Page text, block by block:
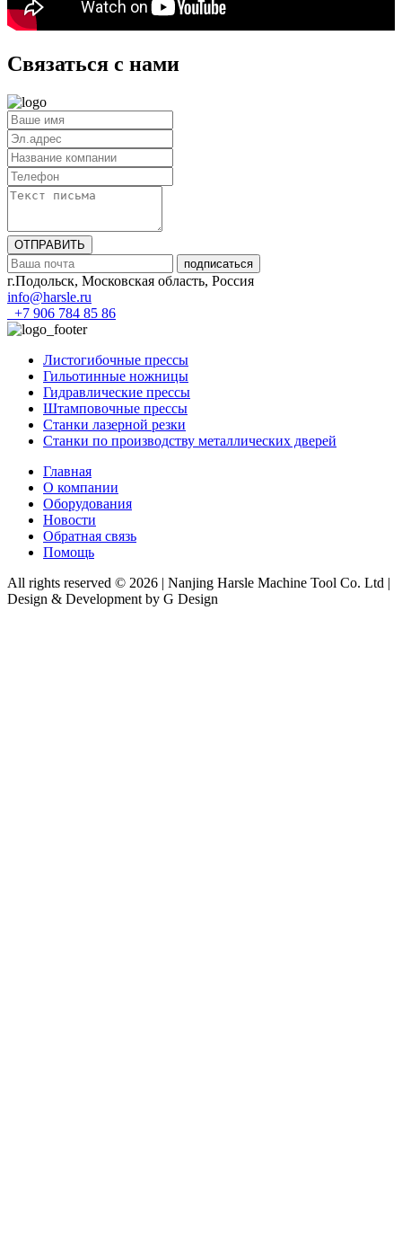
Связаться с нами
ОТПРАВИТЬ
подписаться
г.Подольск, Московская область, Россия
info@harsle.ru
+7 906 784 85 86
Листогибочные прессы
Гильотинные ножницы
Гидравлические прессы
Штамповочные прессы
Станки лазерной резки
Станки по производству металлических дверей
Главная
О компании
Оборудования
Новости
Обратная связь
Помощь
All rights reserved © 2026 | Nanjing Harsle Machine Tool Co. Ltd |
Design & Development by G Design